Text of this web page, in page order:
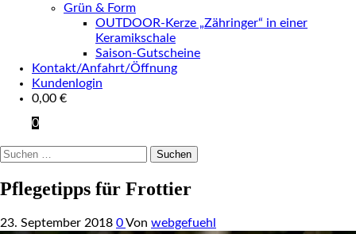
Grün & Form
OUTDOOR-Kerze „Zähringer“ in einer
Keramikschale
Saison-Gutscheine
Kontakt/Anfahrt/Öffnung
Kundenlogin
0,00 €
0
Suchen
Pflegetipps für Frottier
23. September 2018 0Von webgefuehl